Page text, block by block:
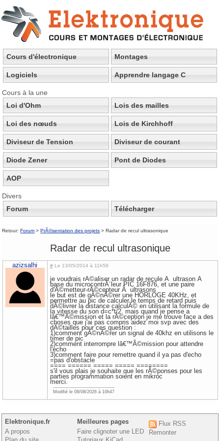
Cours d'électronique Montages
Logiciels Apprendre langage C
Cours à la une
Loi d'Ohm
Lois des mailles
Loi des nœuds Lois de Kirchhoff
Diviseur de Tension Diviseur de courant
Diode Zener Pont de Diodes
AOP
Divers
Forum
Télécharger
Retour:Forum >PrÃ©sentation des projets > Radar de recul ultrasonique
Radar de recul ultrasonique
azizsalhi #Le 13/05/2014 à 11h59
je voudrais rÃ©aliser un radar de recule Ã ultrason Ã
base du microcontrÃ´leur PIC 16F876, et une paire
d'Ã©metteur-rÃ©cepteur Ã ultrasons
le but est de gÃ©nÃ©rer une HORLOGE 40KHz, et
permettre au pic de calculer le temps de retard puis
dÃ©livrer la distance calculÃ© en utilisant la formule de
la vitesse du son d=c*t/2. mais quand je pense a
lâ€™Ã©mission et la rÃ©ception je me trouve face a des
choses que j'ai pas compris aidez moi svp avec des
dÃ©tailles pour ces question :
1)comment gÃ©nÃ©rer un signal de 40khz en utilisons le
timer de pic
2)comment interrompre lâ€™Ã©mission pour attendre
l'echo
3)comment faire pour remettre quand il ya pas d'echo
=pas d'obstacle
==== ====== ===== ===== ========
s'il vous plais je souhaite que les rÃ©ponses pour les
parties programmation soient en mikroc
merci.
Modifié le 08/08/2026 à 10h47
Elektronique.fr
A propos
Meilleures pages
Faire clignoter une LED
Flux RSS
Remonter